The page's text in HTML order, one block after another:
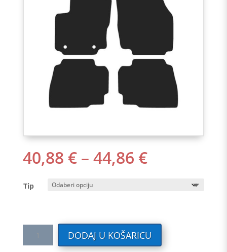
40,88 € – 44,86 €RASPON
CIJENA:
40,88 €
Tip
DODAJ U KOŠARICU